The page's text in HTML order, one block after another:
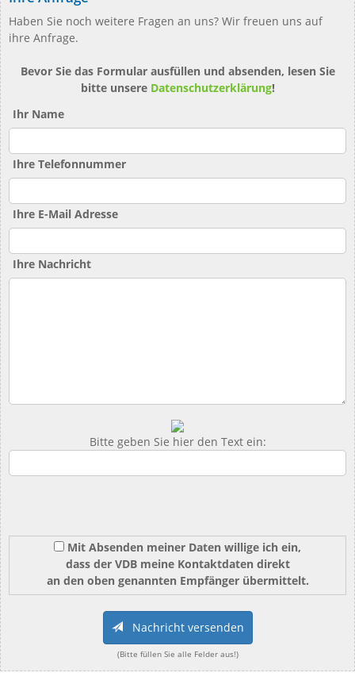
Haben Sie noch weitere Fragen an uns? Wir freuen uns auf
ihre Anfrage.
Bevor Sie das Formular ausfüllen und absenden, lesen Sie
bitte unsere Datenschutzerklärung!
Ihr Name
Ihre Telefonnummer
Ihre E-Mail Adresse
Ihre Nachricht
Bitte geben Sie hier den Text ein:
Mit Absenden meiner Daten willige ich ein,
dass der VDB meine Kontaktdaten direkt
an den oben genannten Empfänger übermittelt.
Nachricht versenden
(Bitte füllen Sie alle Felder aus!)